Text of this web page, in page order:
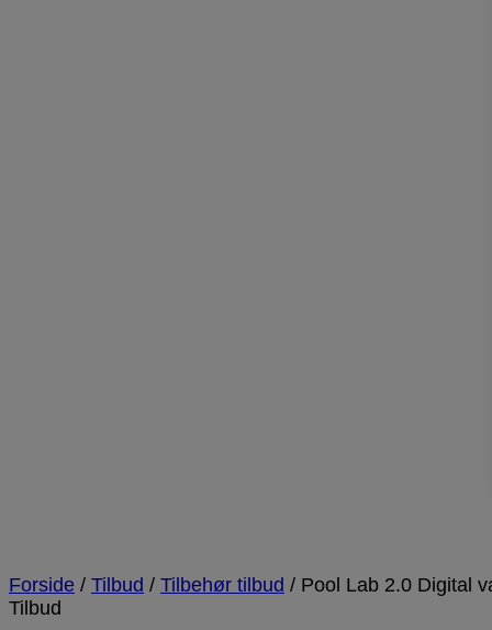
Forside / Tilbud / Tilbehør tilbud / Pool Lab 2.0 Digital
Tilbud